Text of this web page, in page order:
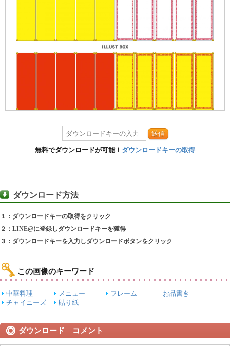
送信
無料でダウンロードが可能！ ダウンロードキーの取得
ダウンロード方法
１：ダウンロードキーの取得をクリック
２：LINE@に登録しダウンロードキーを獲得
３：ダウンロードキーを入力しダウンロードボタンをクリック
この画像のキーワード
中華料理 メニュー フレーム
お品書き
チャイニーズ
貼り紙
ダウンロード コメント